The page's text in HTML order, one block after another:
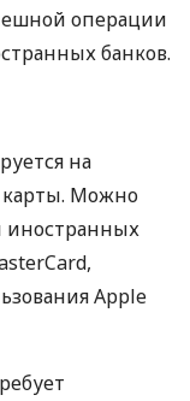
операции
банков.
на
карты. Можно
иностранных
Apple